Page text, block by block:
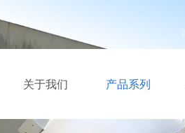
关于我们 产品系列